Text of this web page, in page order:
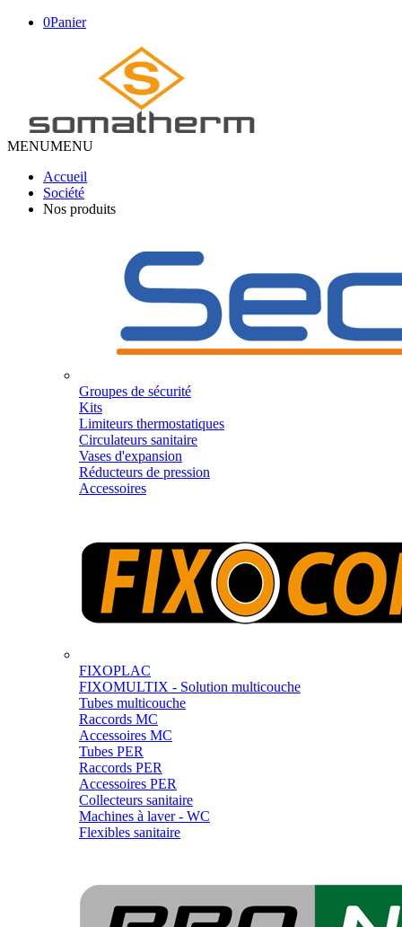
0Panier
MENUMENU
Accueil
Société
Nos produits
Groupes de sécurité
Kits
Limiteurs thermostatiques
Circulateurs sanitaire
Vases d'expansion
Réducteurs de pression
Accessoires
FIXOPLAC
FIXOMULTIX - Solution multicouche
Tubes multicouche
Raccords MC
Accessoires MC
Tubes PER
Raccords PER
Accessoires PER
Collecteurs sanitaire
Machines à laver - WC
Flexibles sanitaire